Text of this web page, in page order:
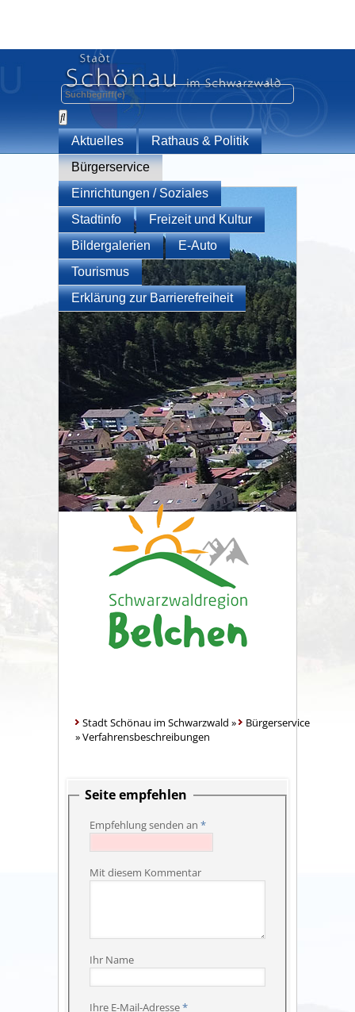
Aktuelles
Rathaus & Politik
Bürgerservice
Einrichtungen / Soziales
Stadtinfo
Freizeit und Kultur
Bildergalerien
E-Auto
Tourismus
Erklärung zur Barrierefreiheit
Stadt Schönau im Schwarzwald »
Bürgerservice
»Verfahrensbeschreibungen
Seite empfehlen
Empfehlung senden an *
Mit diesem Kommentar
Ihr Name
Ihre E-Mail-Adresse*